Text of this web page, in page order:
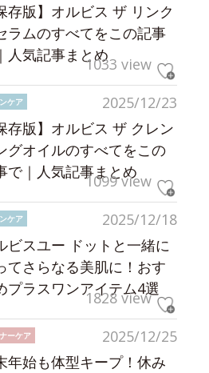
存版】オルビス ザ リンク
ラムのすべてをこの記事
人気記事まとめ1033 view
2025/12/23
ケア
存版】オルビス ザ クレン
グオイルのすべてをこの
で｜人気記事まとめ
1099 view
2025/12/18
ケア
ビスユー ドットと一緒に
てさらなる美肌に！おす
プラスワンアイテム4選
1828 view
2025/12/25
ーケア
年始も体型キープ！休み